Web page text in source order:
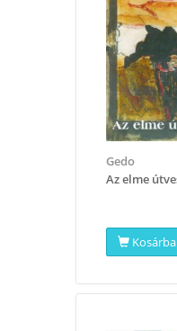
Gedo
Az elme
Kosárba